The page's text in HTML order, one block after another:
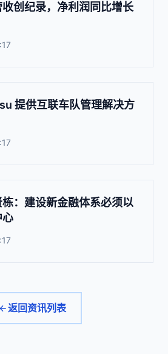
创纪录，净利润同比增长
提供互联车队管理解决方
：建设新金融体系必须以
心
返回资讯列表